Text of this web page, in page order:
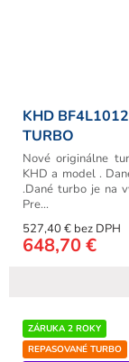
KHD
TURBO
527,40 € bez DPH
648,70 €
Nové originálne
KHD a model .
.Dané turbo je na
Pre...
ZÁRUKA 2 ROKY
REPASOVANÉ TURBO